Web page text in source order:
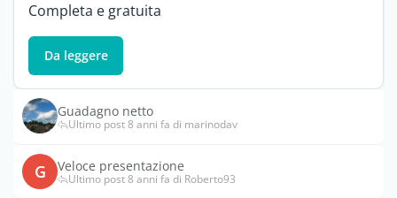
Completa e gratuita
Da leggere
Guadagno netto
Ultimo post 8 anni fa di marinodav
G Veloce presentazione
Ultimo post 8 anni fa di Roberto93